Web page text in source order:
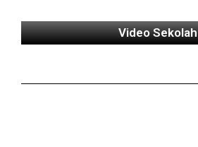
Video Sekolah